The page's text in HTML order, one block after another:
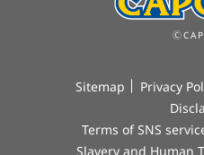
Sitemap Privacy
Terms of SNS
Slavery and Human